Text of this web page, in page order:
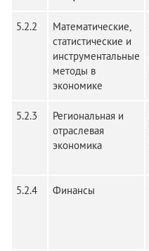
5.2.2
Математические,
статистические и
инструментальные
методы в
экономике
5.2.3
Региональная и
отраслевая
экономика
5.2.4 Финансы